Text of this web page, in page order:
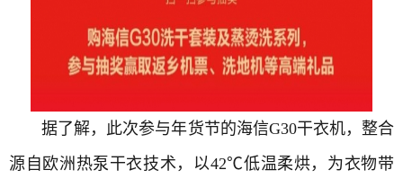
据了解，此次参与年货节的海信G30干衣机，整合
源自欧洲热泵干衣技术，以42℃低温柔烘，为衣物带